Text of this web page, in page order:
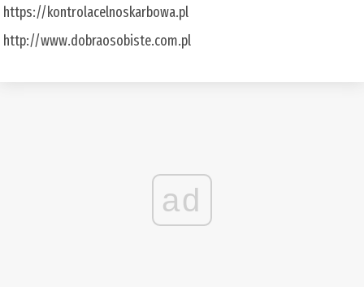
https://kontrolacelnoskarbowa.pl
http://www.dobraosobiste.com.pl
ad